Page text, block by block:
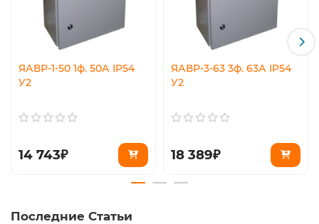
ЯАВР-1-50 1ф. 50А IP54
У2
14 743₽
ЯАВР-3-63 3ф. 63А IP54
У2
18 389₽
Последние Статьи